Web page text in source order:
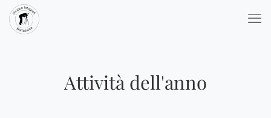
Attività dell'anno